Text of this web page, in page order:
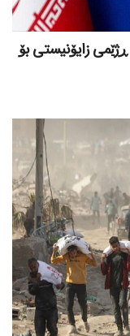
زایۆنیستی بۆ